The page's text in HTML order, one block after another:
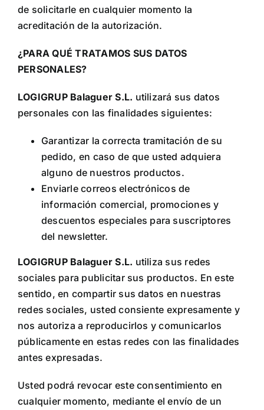
de solicitarle en cualquier momento la
acreditación de la autorización.
¿PARA QUÉ TRATAMOS SUS DATOS
PERSONALES?
LOGIGRUP Balaguer S.L. utilizará sus datos
personales con las finalidades siguientes:
Garantizar la correcta tramitación de su
pedido, en caso de que usted adquiera
alguno de nuestros productos.
Enviarle correos electrónicos de
información comercial, promociones y
descuentos especiales para suscriptores
del newsletter.
LOGIGRUP Balaguer S.L. utiliza sus redes
sociales para publicitar sus productos. En este
sentido, en compartir sus datos en nuestras
redes sociales, usted consiente expresamente y
nos autoriza a reproducirlos y comunicarlos
públicamente en estas redes con las finalidades
antes expresadas.
Usted podrá revocar este consentimiento en
cualquier momento, mediante el envío de un